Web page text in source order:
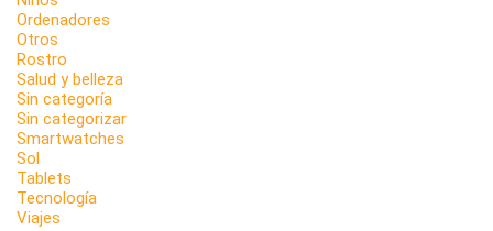
Ordenadores
Otros
Rostro
Salud y belleza
Sin categoría
Sin categorizar
Smartwatches
Sol
Tablets
Tecnología
Viajes